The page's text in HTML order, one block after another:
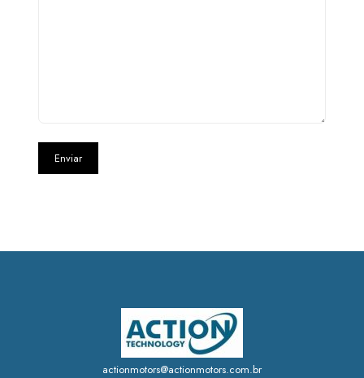
actionmotors@actionmotors.com.br